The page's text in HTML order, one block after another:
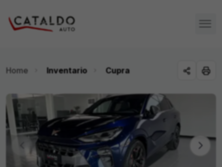
Home Inventario Cupra